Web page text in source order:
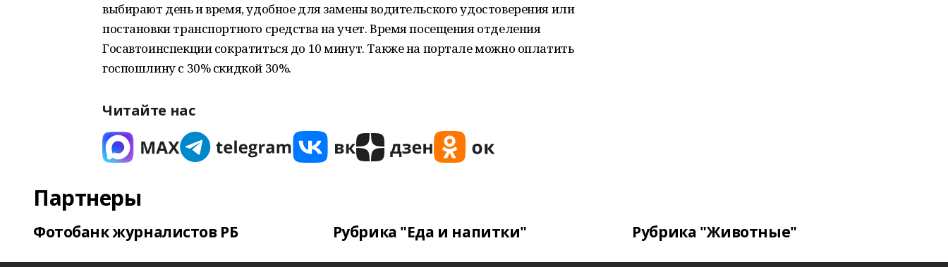
выбирают день и время, удобное для замены водительского удостоверения или
постановки транспортного средства на учет. Время посещения отделения
Госавтоинспекции сократиться до 10 минут. Также на портале можно оплатить
госпошлину с 30% скидкой 30%.
Читайте нас
Партнеры
Фотобанк журналистов РБ Рубрика "Еда и напитки" Рубрика "Животные"